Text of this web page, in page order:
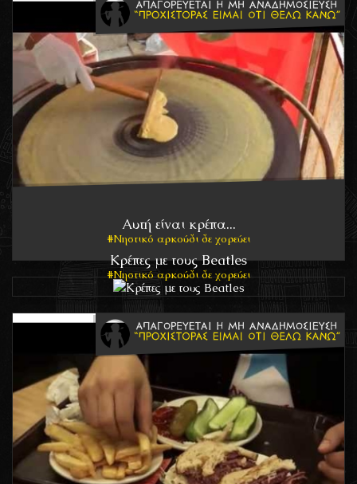
Αυτή είναι κρέπα...
Νηστικό αρκούδι δε χορεύει
Κρέπες με τους Beatles
Νηστικό αρκούδι δε χορεύει